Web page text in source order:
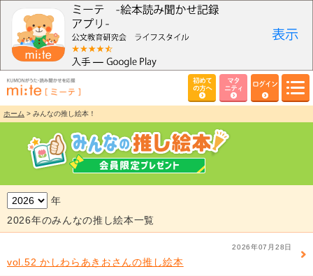
初めて
の方へ
マタ
ニティ
ログイン
ホーム > みんなの推し絵本！
年
2026年のみんなの推し絵本一覧
2026年07月28日
vol.52 かしわらあきおさんの推し絵本